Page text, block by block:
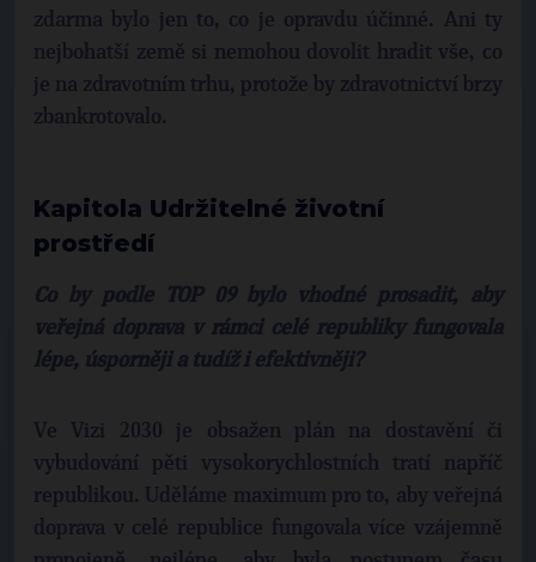
zdarma bylo jen to, co je opravdu účinné. Ani ty
nejbohatší země si nemohou dovolit hradit vše, co
je na zdravotním trhu, protože by zdravotnictví brzy
zbankrotovalo.
Kapitola Udržitelné životní
prostředí
Co by podle TOP 09 bylo vhodné prosadit, aby
veřejná doprava v rámci celé republiky fungovala
lépe, úsporněji a tudíž i efektivněji?
Ve Vizi 2030 je obsažen plán na dostavění či
vybudování pěti vysokorychlostních tratí napříč
republikou. Uděláme maximum pro to, aby veřejná
doprava v celé republice fungovala více vzájemně